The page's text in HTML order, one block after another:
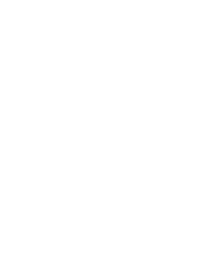
(cờ lê, tua-vít).
đáp ứng hoặc